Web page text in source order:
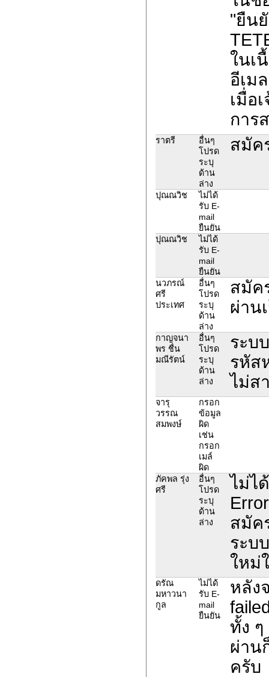
"ยืน
ในเ
อีเม
เมื่อ
การ
ราตรี
อื่นๆ
โปรด
ระบุ
ด้าน
ล่าง
สมัค
ปุณณวิช
ไม่ได้
รับ E-
mail
ยืนยัน
ปุณณวิช
ไม่ได้
รับ E-
mail
ยืนยัน
นวภรณ์
ศรี
ประเทศ
อื่นๆ
โปรด
ระบุ
ด้าน
ล่าง
สมัค
ผ่าน
กาญจนา
พร ชื่น
มณีรัตน์
อื่นๆ
โปรด
ระบุ
ด้าน
ล่าง
ระบ
รหัส
ไม่ส
จารุ
วรรณ
สมพงษ์
กรอก
ข้อมูล
ผิด
เช่น
กรอก
เมล์
ผิด
ภัคพล รุ่ง
ศรี
อื่นๆ
โปรด
ระบุ
ด้าน
ล่าง
ไม่ไ
สมัค
ระบ
ใหม่
ดรัณ
มหาวนา
กูล
ไม่ได้
รับ E-
mail
ยืนยัน
หลัง
ทั้ง
ผ่าน
ครับ